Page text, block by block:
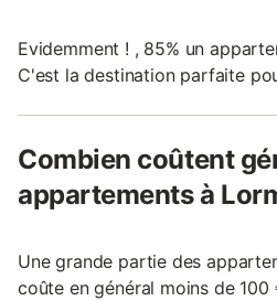
Evidemment ! , 85% un
C'est la destination parfaite
Combien coûtent
appartements à
Une grande partie des
coûte en général moins de